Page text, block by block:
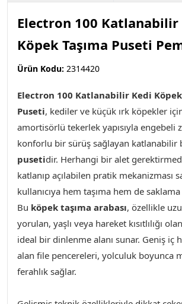
Electron 100 Katlanabilir
Köpek Taşıma Puseti
Ürün Kodu: 2314420
Electron 100 Katlanabilir Kedi Köpek
Puseti, kediler ve küçük ırk köpekler
amortisörlü tekerlek yapısıyla engebeli
konforlu bir sürüş sağlayan katlanabilir
pusetidir. Herhangi bir alet
katlanıp açılabilen pratik mekanizması
kullanıcıya hem taşıma hem de saklama
Bu köpek taşıma arabası, özellikle
yorulan, yaşlı veya hareket kısıtlılığı
ideal bir dinlenme alanı sunar. Geniş iç
alan file pencereleri, yolculuk boyunca
ferahlık sağlar.